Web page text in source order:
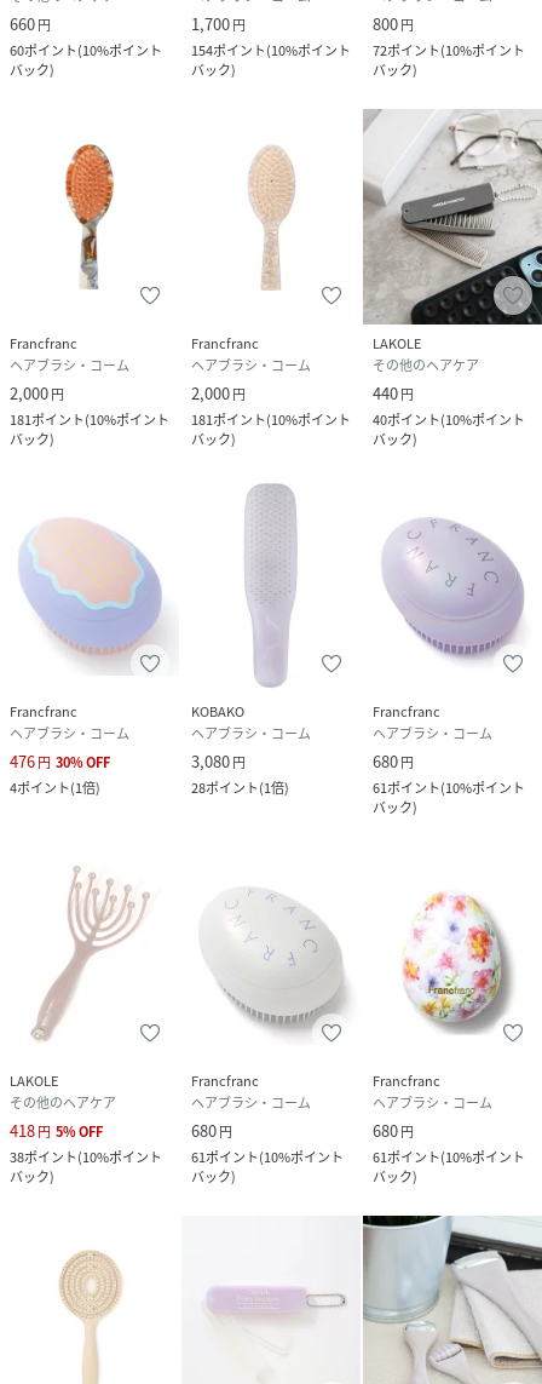
660円
60ポイント(10%ポイント
バック)
1,700円
154ポイント(10%ポイント
バック)
800円
72ポイント(10%ポイント
バック)
Francfranc
ヘアブラシ・コーム
2,000円
181ポイント(10%ポイント
バック)
Francfranc
ヘアブラシ・コーム
2,000円
181ポイント(10%ポイント
バック)
LAKOLE
その他のヘアケア
440円
40ポイント(10%ポイント
バック)
Francfranc
ヘアブラシ・コーム
476円 30%OFF
4ポイント(1倍)
KOBAKO
ヘアブラシ・コーム
3,080円
28ポイント(1倍)
Francfranc
ヘアブラシ・コーム
680円
61ポイント(10%ポイント
バック)
LAKOLE
その他のヘアケア
418円 5%OFF
38ポイント(10%ポイント
バック)
Francfranc
ヘアブラシ・コーム
680円
61ポイント(10%ポイント
バック)
Francfranc
ヘアブラシ・コーム
680円
61ポイント(10%ポイント
バック)